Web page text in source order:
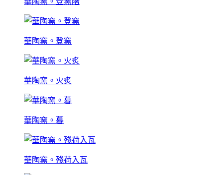
華陶窯。登窯
華陶窯。火炙
華陶窯。暮
華陶窯。殘荷入瓦